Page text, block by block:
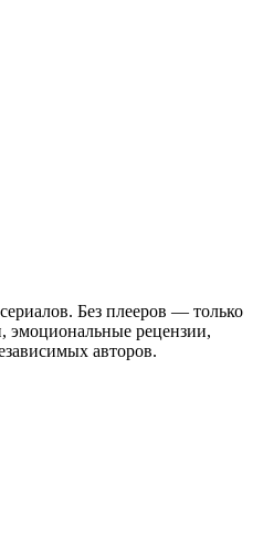
Без плееров — только
эмоциональные рецензии,
авторов.